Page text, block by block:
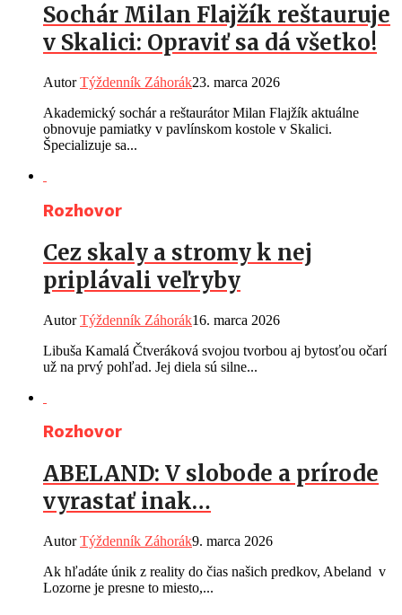
Sochár Milan Flajžík reštauruje
v Skalici: Opraviť sa dá všetko!
AutorTýždenník Záhorák23. marca 2026
Akademický sochár a reštaurátor Milan Flajžík aktuálne
obnovuje pamiatky v pavlínskom kostole v Skalici.
Špecializuje sa...
Rozhovor
Cez skaly a stromy k nej
priplávali veľryby
AutorTýždenník Záhorák16. marca 2026
Libuša Kamalá Čtveráková svojou tvorbou aj bytosťou očarí
už na prvý pohľad. Jej diela sú silne...
Rozhovor
ABELAND: V slobode a prírode
vyrastať inak…
AutorTýždenník Záhorák9. marca 2026
Ak hľadáte únik z reality do čias našich predkov, Abeland v
Lozorne je presne to miesto,...